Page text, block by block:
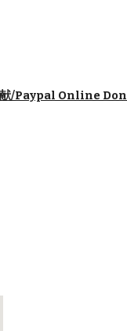
献/Paypal Online